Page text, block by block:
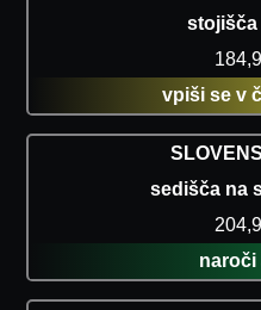
stojišča
vpiši se v
sedišča na
naroči